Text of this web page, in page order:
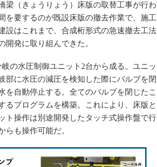
（きょうりょう）床版の取替工事が行わ
を要するのが既設床版の撤去作業で、施工
設はこれまで、合成桁形式の急速撤去工法
開発に取り組んできた。
の水圧制御ユニット2台から成る。ユニッ
部に水圧の減圧を検知した際にバルブを閉
自動停止する。全てのバルブを閉じたこ
るプログラムを構築。これにより、床版と
ト操作は別途開発したタッチ式操作盤で行
らも操作可能だ。